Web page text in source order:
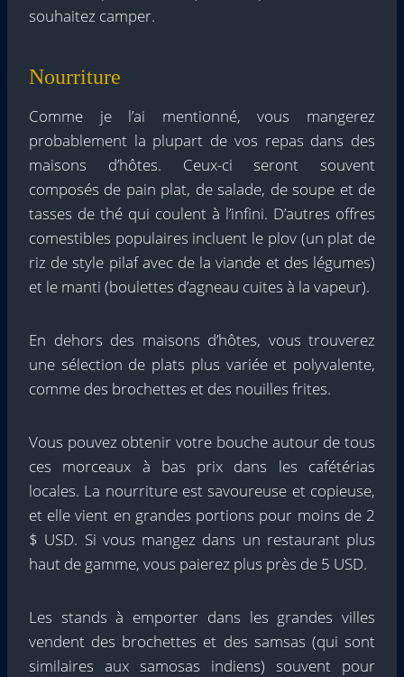
souhaitez camper.
Nourriture
Comme je l’ai mentionné, vous mangerez
probablement la plupart de vos repas dans des
maisons d’hôtes. Ceux-ci seront souvent
composés de pain plat, de salade, de soupe et de
tasses de thé qui coulent à l’infini. D’autres offres
comestibles populaires incluent le plov (un plat de
riz de style pilaf avec de la viande et des légumes)
et le manti (boulettes d’agneau cuites à la vapeur).
En dehors des maisons d’hôtes, vous trouverez
une sélection de plats plus variée et polyvalente,
comme des brochettes et des nouilles frites.
Vous pouvez obtenir votre bouche autour de tous
ces morceaux à bas prix dans les cafétérias
locales. La nourriture est savoureuse et copieuse,
et elle vient en grandes portions pour moins de 2
$ USD. Si vous mangez dans un restaurant plus
haut de gamme, vous paierez plus près de 5 USD.
Les stands à emporter dans les grandes villes
vendent des brochettes et des samsas (qui sont
similaires aux samosas indiens) souvent pour